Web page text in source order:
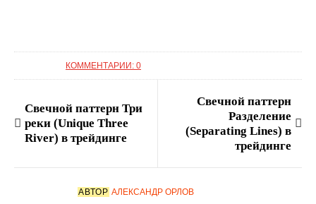
КОММЕНТАРИИ: 0
Свечной паттерн Три
реки (Unique Three
River) в трейдинге
Свечной паттерн
Разделение
(Separating Lines) в
трейдинге
АВТОР АЛЕКСАНДР ОРЛОВ